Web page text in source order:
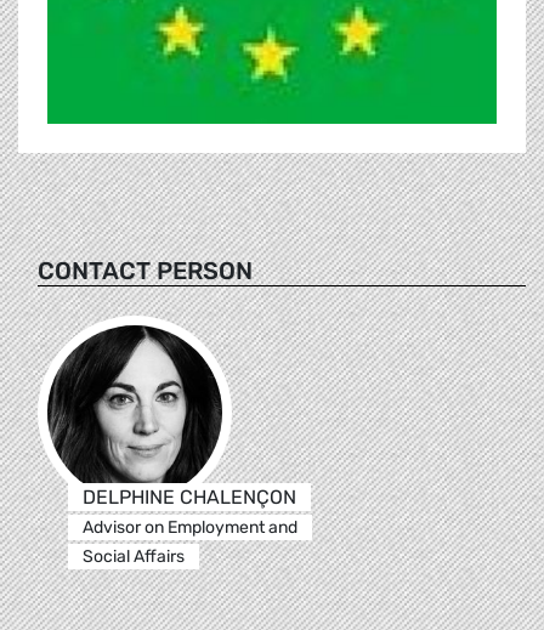
CONTACT PERSON
DELPHINE CHALENÇON
Advisor on Employment and
Social Affairs